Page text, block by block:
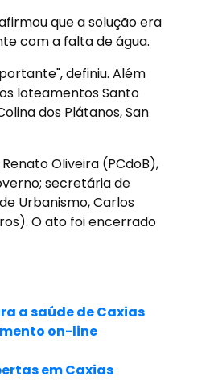
que a solução era
com a falta de água.
definiu. Além
loteamentos Santo
dos Plátanos, San
Oliveira (PCdoB),
secretária de
Urbanismo, Carlos
O ato foi encerrado
a saúde de Caxias
on-line
em Caxias